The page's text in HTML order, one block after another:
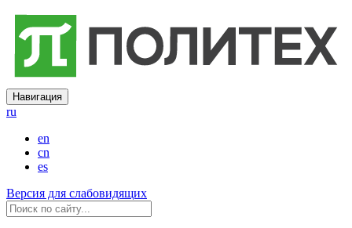
Навигация
ru
en
cn
es
Версия для слабовидящих